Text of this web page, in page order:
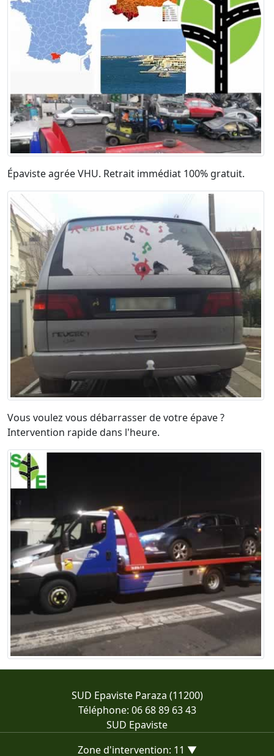
Épaviste agrée VHU. Retrait immédiat 100% gratuit.
Vous voulez vous débarrasser de votre épave ?
Intervention rapide dans l'heure.
SUD Epaviste Paraza (11200)
Téléphone: 06 68 89 63 43
SUD Epaviste
Zone d'intervention: 11 ▼